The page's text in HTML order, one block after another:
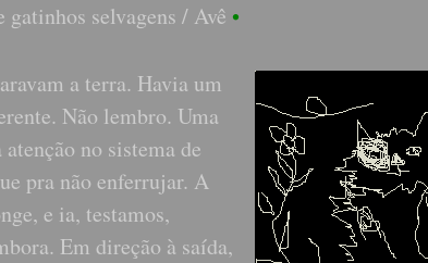
selvagens / Avê •
a terra. Havia um
Não lembro. Uma
no sistema de
pra não enferrujar. A
e ia, testamos,
Em direção à saída,